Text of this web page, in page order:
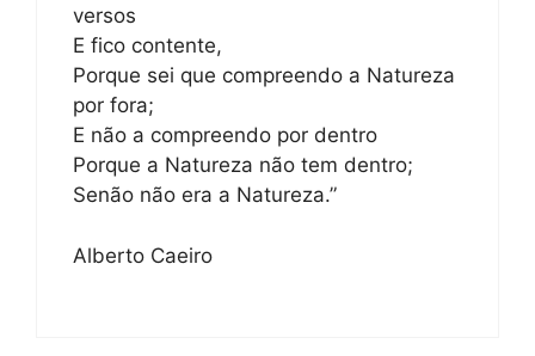
versos
E fico contente,
Porque sei que compreendo a Natureza
por fora;
E não a compreendo por dentro
Porque a Natureza não tem dentro;
Senão não era a Natureza.”
Alberto Caeiro